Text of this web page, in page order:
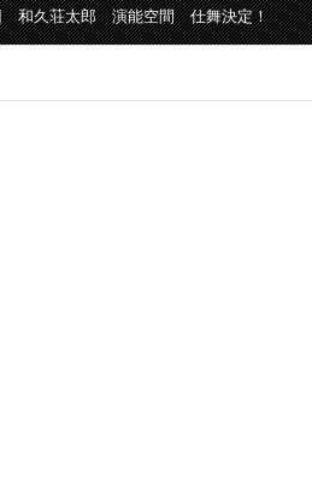
和久荘太郎 演能空間 仕舞決定！